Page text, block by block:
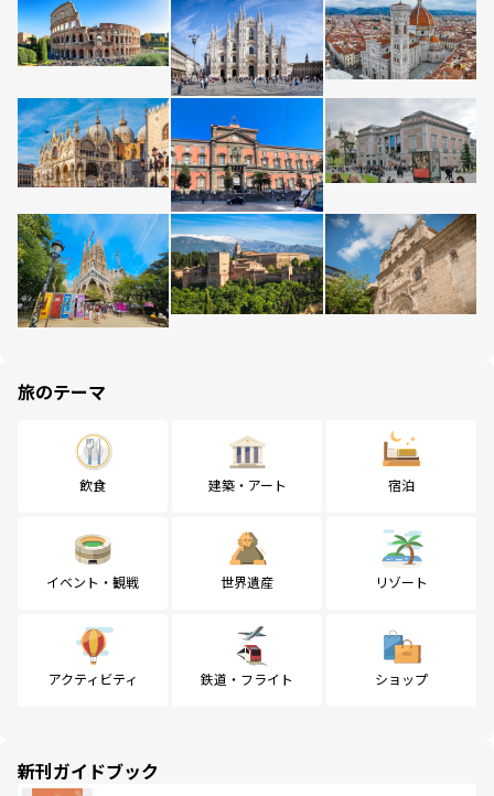
旅のテーマ
飲食 建築・アート 宿泊
イベント・観戦 世界遺産 リゾート
アクティビティ 鉄道・フライト ショップ
新刊ガイドブック